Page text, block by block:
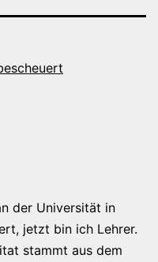
der Universität in
jetzt bin ich Lehrer.
stammt aus dem